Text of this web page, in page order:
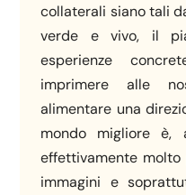
collaterali siano tali
verde e vivo, il
esperienze
imprimere alle
alimentare una
mondo migliore è,
effettivamente
immagini e